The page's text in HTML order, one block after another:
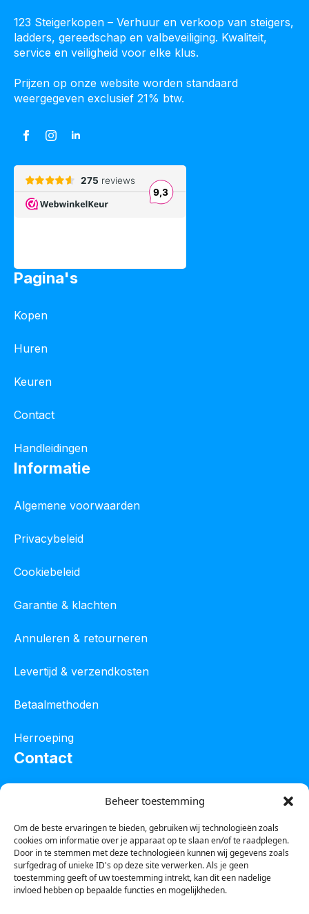
Beheer toestemming
Om de beste ervaringen te bieden, gebruiken wij technologieën zoals
cookies om informatie over je apparaat op te slaan en/of te raadplegen.
Door in te stemmen met deze technologieën kunnen wij gegevens zoals
surfgedrag of unieke ID's op deze site verwerken. Als je geen
toestemming geeft of uw toestemming intrekt, kan dit een nadelige
invloed hebben op bepaalde functies en mogelijkheden.
123 Steigerkopen – Verhuur en verkoop van steigers,
ladders, gereedschap en valbeveiliging. Kwaliteit,
service en veiligheid voor elke klus.
Prijzen op onze website worden standaard
weergegeven exclusief 21% btw.
Pagina's
Kopen
Huren
Keuren
Contact
Handleidingen
Informatie
Algemene voorwaarden
Privacybeleid
Cookiebeleid
Garantie & klachten
Annuleren & retourneren
Levertijd & verzendkosten
Betaalmethoden
Herroeping
Contact
Tel :0850601800
Whatsapp : 0623388306